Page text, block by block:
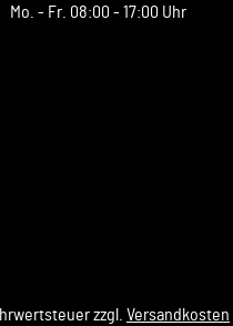
Mo. - Fr. 08:00 - 17:00 Uhr
zzgl. Versandkosten